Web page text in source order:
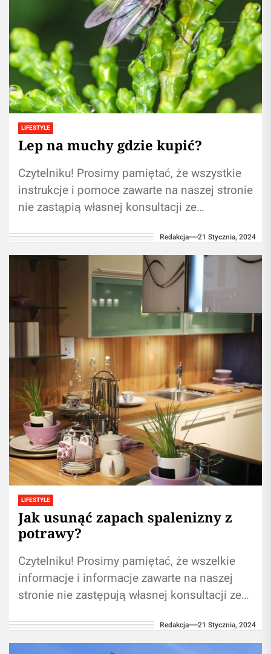
LIFESTYLE
Lep na muchy gdzie kupić?
Czytelniku! Prosimy pamiętać, że wszystkie
instrukcje i pomoce zawarte na naszej stronie
nie zastąpią własnej konsultacji ze
zawartych na naszym blogu w...
Redakcja 21 Stycznia, 2024
LIFESTYLE
Jak usunąć zapach spalenizny z
potrawy?
Czytelniku! Prosimy pamiętać, że wszelkie
informacje i informacje zawarte na naszej
stronie nie zastępują własnej konsultacji ze
z informacji zawartych na naszym...
Redakcja 21 Stycznia, 2024